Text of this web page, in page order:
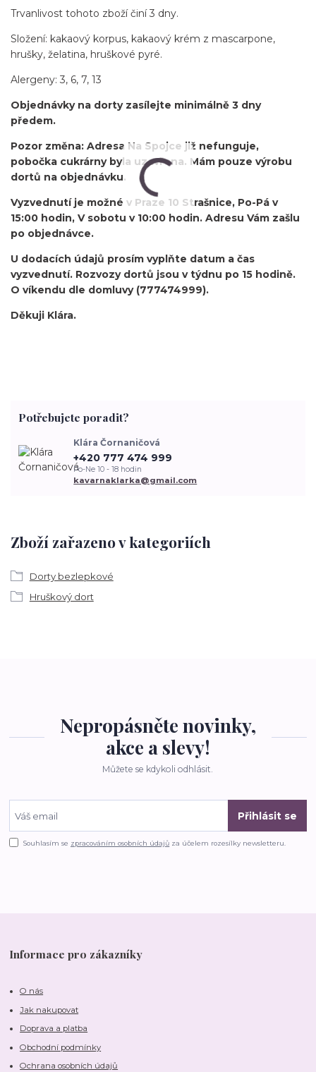
Trvanlivost tohoto zboží činí 3 dny.
Složení: kakaový korpus, kakaový krém z mascarpone,
hrušky, želatina, hruškové pyré.
Alergeny: 3, 6, 7, 13
Objednávky na dorty zasílejte minimálně 3 dny
předem.
Pozor změna: Adresa Na Spojce již nefunguje,
pobočka cukrárny byla uzavřena. Mám pouze výrobu
dortů na objednávku.
Vyzvednutí je možné v Praze 10 Strašnice, Po-Pá v
15:00 hodin, V sobotu v 10:00 hodin. Adresu Vám zašlu
po objednávce.
U dodacích údajů prosím vyplňte datum a čas
vyzvednutí. Rozvozy dortů jsou v týdnu po 15 hodině.
O víkendu dle domluvy (777474999).
Děkuji Klára.
Zboží zařazeno v kategoriích
Dorty bezlepkové
Hruškový dort
Potřebujete poradit?
Klára Čornaničová
+420 777 474 999
Po-Ne 10 - 18 hodin
kavarnaklarka@gmail.com
Nepropásněte novinky,
akce a slevy!
Můžete se kdykoli odhlásit.
Přihlásit se
Souhlasím se zpracováním osobních údajů za účelem rozesílky newsletteru.
Informace pro zákazníky
O nás
Jak nakupovat
Doprava a platba
Obchodní podmínky
Ochrana osobních údajů